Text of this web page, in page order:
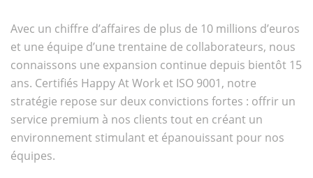
Avec un chiffre d’affaires de plus de 10 millions d’euros
et une équipe d’une trentaine de collaborateurs, nous
connaissons une expansion continue depuis bientôt 15
ans. Certifiés Happy At Work et ISO 9001, notre
stratégie repose sur deux convictions fortes : offrir un
service premium à nos clients tout en créant un
environnement stimulant et épanouissant pour nos
équipes.